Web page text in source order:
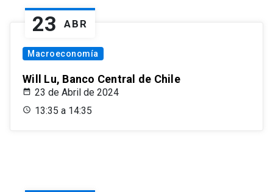
23 ABR
Macroeconomía
Will Lu, Banco Central de Chile
23 de Abril de 2024
13:35 a 14:35